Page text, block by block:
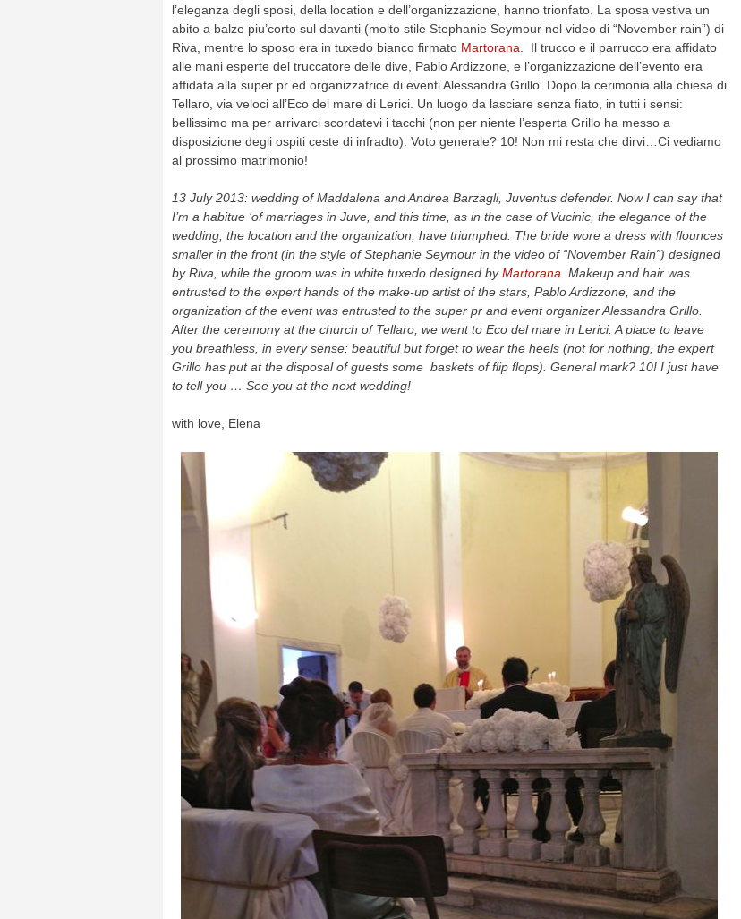
l’eleganza degli sposi, della location e dell’organizzazione, hanno trionfato. La sposa vestiva un
abito a balze piu’corto sul davanti (molto stile Stephanie Seymour nel video di “November rain”) di
Riva, mentre lo sposo era in tuxedo bianco firmato Martorana . Il trucco e il parrucco era affidato
alle mani esperte del truccatore delle dive, Pablo Ardizzone, e l’organizzazione dell’evento era
affidata alla super pr ed organizzatrice di eventi Alessandra Grillo. Dopo la cerimonia alla chiesa di
Tellaro, via veloci all’Eco del mare di Lerici. Un luogo da lasciare senza fiato, in tutti i sensi:
bellissimo ma per arrivarci scordatevi i tacchi (non per niente l’esperta Grillo ha messo a
disposizione degli ospiti ceste di infradto). Voto generale? 10! Non mi resta che dirvi…Ci vediamo
al prossimo matrimonio!
13 July 2013: wedding ofMaddalena andAndrea Barzagli, Juventus defender. Now I can say that
I’m a habitue ‘of marriages in Juve and this time as in the case of Vucinic the elegance of the
wedding the location and the organization, have triumphed The bride wore a dress with flounces
smaller in the front (in the style of Stephanie Seymour in the video of “November Rain”) designed
byRiva , while the groom was in white tuxedo designed by Martorana Makeup and hair was
entrusted to the expert hands of the make-up artistofthe stars , PabloArdizzone and the
organization of the event was entrusted to the super pr and event organizerAlessandra Grillo.
After the ceremony at the church of Tellaro, we went to Eco del mare in Lerici. A place to leave
you breathless in every sense: beautiful but forget to wear the heels (not for nothing, the expert
Grillo has put at the disposal of guests some baskets of flip flops). General mark? 10! I just have
to tell you … See you at the next wedding!
with love, Elena